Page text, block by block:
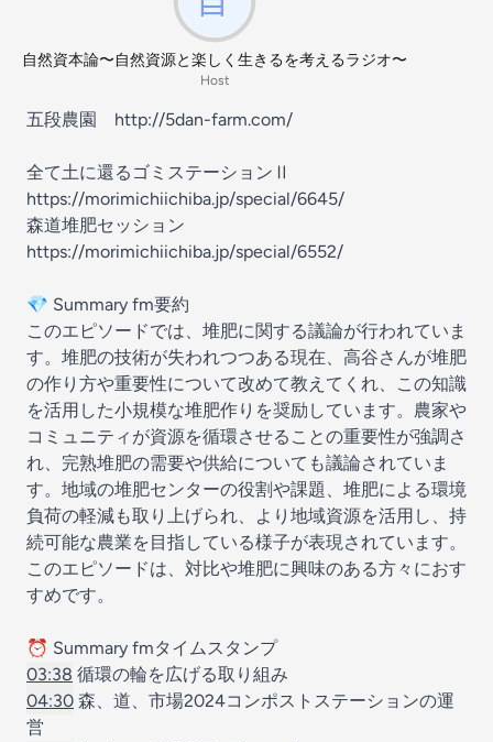
自然資本論〜自然資源と楽しく生きるを考えるラジオ〜
Host
五段農園⁠⁠ ⁠⁠http://5dan-farm.com/⁠⁠
全て土に還るゴミステーションⅡ
https://morimichiichiba.jp/special/6645/
森道堆肥セッション
https://morimichiichiba.jp/special/6552/
💎 Summary fm要約
このエピソードでは、堆肥に関する議論が行われていま
す。堆肥の技術が失われつつある現在、高谷さんが堆肥
の作り方や重要性について改めて教えてくれ、この知識
を活用した小規模な堆肥作りを奨励しています。農家や
コミュニティが資源を循環させることの重要性が強調さ
れ、完熟堆肥の需要や供給についても議論されていま
す。地域の堆肥センターの役割や課題、堆肥による環境
負荷の軽減も取り上げられ、より地域資源を活用し、持
続可能な農業を目指している様子が表現されています。
このエピソードは、対比や堆肥に興味のある方々におす
すめです。
⏰ Summary fmタイムスタンプ
03:38 循環の輪を広げる取り組み
04:30 森、道、市場2024コンポストステーションの運
営